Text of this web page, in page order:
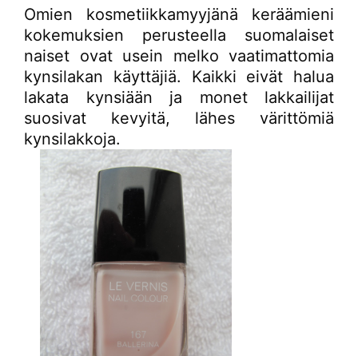
Omien kosmetiikkamyyjänä keräämieni
kokemuksien perusteella suomalaiset
naiset ovat usein melko vaatimattomia
kynsilakan käyttäjiä. Kaikki eivät halua
lakata kynsiään ja monet lakkailijat
suosivat kevyitä, lähes värittömiä
kynsilakkoja.